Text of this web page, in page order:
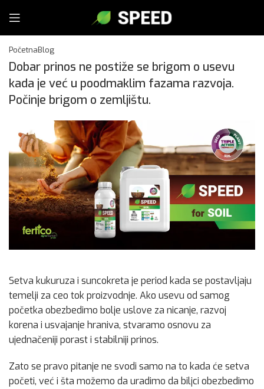
PočetnaBlog
Dobar prinos ne postiže se brigom o usevu
kada je već u poodmaklim fazama razvoja.
Počinje brigom o zemljištu.
Setva kukuruza i suncokreta je period kada se postavljaju
temelji za ceo tok proizvodnje. Ako usevu od samog
početka obezbedimo bolje uslove za nicanje, razvoj
korena i usvajanje hraniva, stvaramo osnovu za
ujednačeniji porast i stabilniji prinos.
Zato se pravo pitanje ne svodi samo na to kada će setva
početi, već i šta možemo da uradimo da biljci obezbedimo